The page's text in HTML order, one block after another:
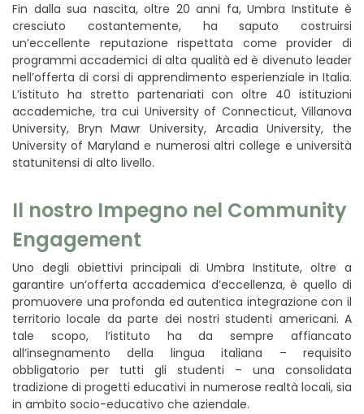
Fin dalla sua nascita, oltre 20 anni fa, Umbra Institute è
cresciuto costantemente, ha saputo costruirsi
un’eccellente reputazione rispettata come provider di
programmi accademici di alta qualità ed è divenuto leader
nell’offerta di corsi di apprendimento esperienziale in Italia.
L’istituto ha stretto partenariati con oltre 40 istituzioni
accademiche, tra cui University of Connecticut, Villanova
University, Bryn Mawr University, Arcadia University, the
University of Maryland e numerosi altri college e università
statunitensi di alto livello.
Il nostro Impegno nel Community
Engagement
Uno degli obiettivi principali di Umbra Institute, oltre a
garantire un’offerta accademica d’eccellenza, è quello di
promuovere una profonda ed autentica integrazione con il
territorio locale da parte dei nostri studenti americani. A
tale scopo, l’istituto ha da sempre affiancato
all’insegnamento della lingua italiana – requisito
obbligatorio per tutti gli studenti – una consolidata
tradizione di progetti educativi in numerose realtà locali, sia
in ambito socio-educativo che aziendale.